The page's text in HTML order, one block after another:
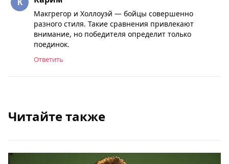
Макгрегор и Холлоуэй — бойцы совершенно
разного стиля. Такие сравнения привлекают
внимание, но победителя определит только
поединок.
Ответить
Читайте также